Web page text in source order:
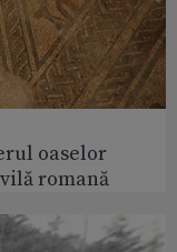
oaselor
romană